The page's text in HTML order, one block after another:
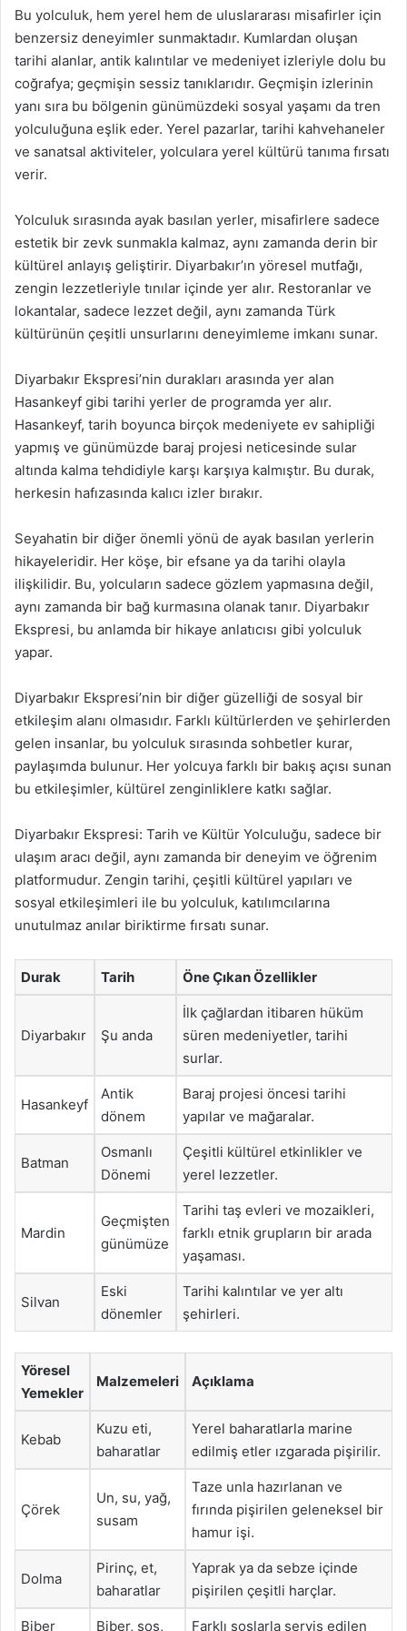
Bu yolculuk, hem yerel hem de uluslararası misafirler için
benzersiz deneyimler sunmaktadır. Kumlardan oluşan
tarihi alanlar, antik kalıntılar ve medeniyet izleriyle dolu bu
coğrafya; geçmişin sessiz tanıklarıdır. Geçmişin izlerinin
yanı sıra bu bölgenin günümüzdeki sosyal yaşamı da tren
yolculuğuna eşlik eder. Yerel pazarlar, tarihi kahvehaneler
ve sanatsal aktiviteler, yolculara yerel kültürü tanıma fırsatı
verir.
Yolculuk sırasında ayak basılan yerler, misafirlere sadece
estetik bir zevk sunmakla kalmaz, aynı zamanda derin bir
kültürel anlayış geliştirir. Diyarbakır’ın yöresel mutfağı,
zengin lezzetleriyle tınılar içinde yer alır. Restoranlar ve
lokantalar, sadece lezzet değil, aynı zamanda Türk
kültürünün çeşitli unsurlarını deneyimleme imkanı sunar.
Diyarbakır Ekspresi’nin durakları arasında yer alan
Hasankeyf gibi tarihi yerler de programda yer alır.
Hasankeyf, tarih boyunca birçok medeniyete ev sahipliği
yapmış ve günümüzde baraj projesi neticesinde sular
altında kalma tehdidiyle karşı karşıya kalmıştır. Bu durak,
herkesin hafızasında kalıcı izler bırakır.
Seyahatin bir diğer önemli yönü de ayak basılan yerlerin
hikayeleridir. Her köşe, bir efsane ya da tarihi olayla
ilişkilidir. Bu, yolcuların sadece gözlem yapmasına değil,
aynı zamanda bir bağ kurmasına olanak tanır. Diyarbakır
Ekspresi, bu anlamda bir hikaye anlatıcısı gibi yolculuk
yapar.
Diyarbakır Ekspresi’nin bir diğer güzelliği de sosyal bir
etkileşim alanı olmasıdır. Farklı kültürlerden ve şehirlerden
gelen insanlar, bu yolculuk sırasında sohbetler kurar,
paylaşımda bulunur. Her yolcuya farklı bir bakış açısı sunan
bu etkileşimler, kültürel zenginliklere katkı sağlar.
Diyarbakır Ekspresi: Tarih ve Kültür Yolculuğu, sadece bir
ulaşım aracı değil, aynı zamanda bir deneyim ve öğrenim
platformudur. Zengin tarihi, çeşitli kültürel yapıları ve
sosyal etkileşimleri ile bu yolculuk, katılımcılarına
unutulmaz anılar biriktirme fırsatı sunar.
Durak Tarih Öne Çıkan Özellikler
Diyarbakır Şu anda
İlk çağlardan itibaren hüküm
süren medeniyetler, tarihi
surlar.
Hasankeyf
Antik
dönem
Baraj projesi öncesi tarihi
yapılar ve mağaralar.
Batman
Osmanlı
Dönemi
Çeşitli kültürel etkinlikler ve
yerel lezzetler.
Mardin
Geçmişten
günümüze
Tarihi taş evleri ve mozaikleri,
farklı etnik grupların bir arada
yaşaması.
Silvan
Eski
dönemler
Tarihi kalıntılar ve yer altı
şehirleri.
Yöresel
Yemekler
Malzemeleri Açıklama
Kebab
Kuzu eti,
baharatlar
Yerel baharatlarla marine
edilmiş etler ızgarada pişirilir.
Çörek
Un, su, yağ,
susam
Taze unla hazırlanan ve
fırında pişirilen geleneksel bir
hamur işi.
Dolma
Pirinç, et,
baharatlar
Yaprak ya da sebze içinde
pişirilen çeşitli harçlar.
Biber
Biber, sos,
Farklı soslarla servis edilen